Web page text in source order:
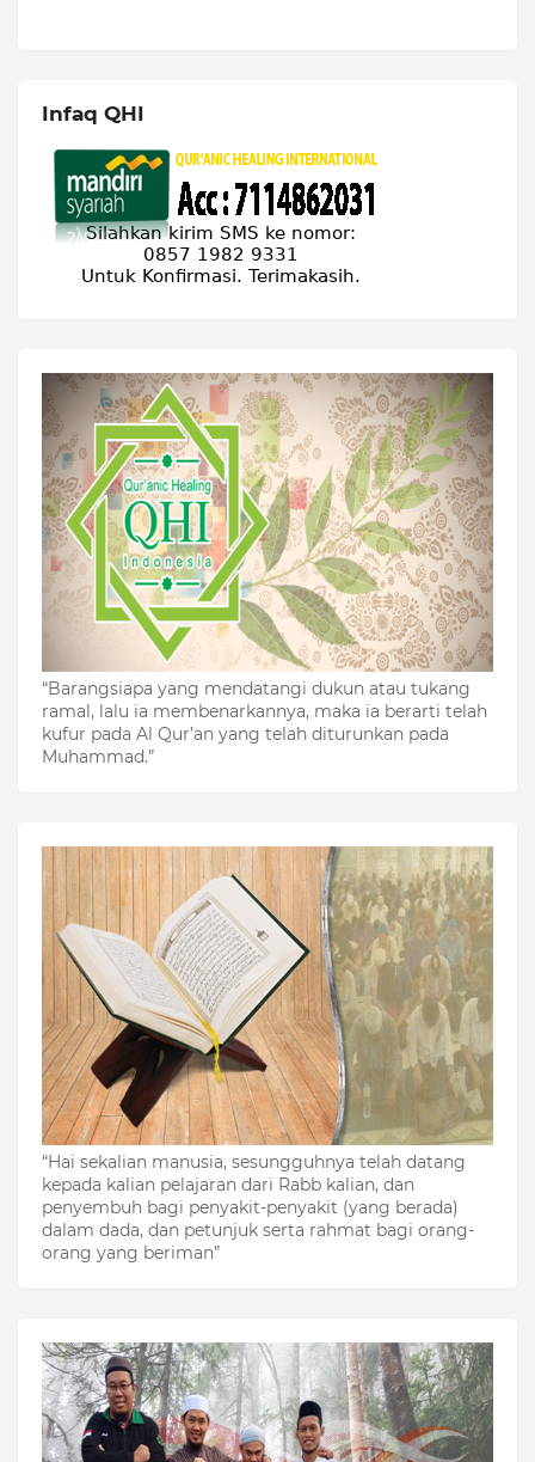
Infaq QHI
“Barangsiapa yang mendatangi dukun atau tukang
ramal, lalu ia membenarkannya, maka ia berarti telah
kufur pada Al Qur’an yang telah diturunkan pada
Muhammad.”
“Hai sekalian manusia, sesungguhnya telah datang
kepada kalian pelajaran dari Rabb kalian, dan
penyembuh bagi penyakit-penyakit (yang berada)
dalam dada, dan petunjuk serta rahmat bagi orang-
orang yang beriman”